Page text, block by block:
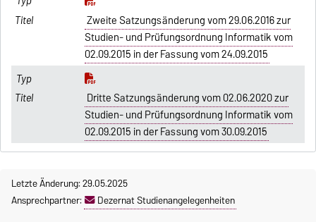
Zweite Satzungsänderung vom 29.06.2016 zur
Studien- und Prüfungsordnung Informatik vom
02.09.2015 in der Fassung vom 24.09.2015
Dritte Satzungsänderung vom 02.06.2020 zur
Studien- und Prüfungsordnung Informatik vom
02.09.2015 in der Fassung vom 30.09.2015
Letzte Änderung: 29.05.2025
Ansprechpartner:
Dezernat Studienangelegenheiten